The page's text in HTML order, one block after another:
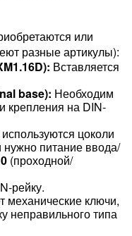
или
разные артикулы):
Вставляется
base): Необходим
крепления на DIN-
цоколи
нужно питание ввода/
(проходной/
рейку.
механические ключи,
неправильного типа